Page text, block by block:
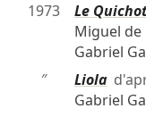
1973
Le
Miguel de
Gabriel
″
Liola
Gabriel